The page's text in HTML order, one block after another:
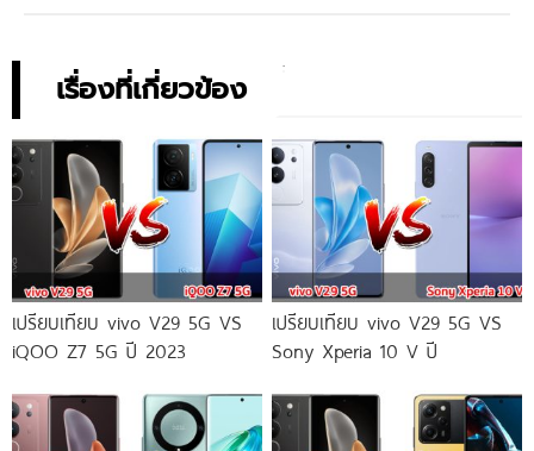
เรื่องที่เกี่ยวข้อง
เปรียบเทียบ vivo V29 5G VS
iQOO Z7 5G ปี 2023
เปรียบเทียบ vivo V29 5G VS
Sony Xperia 10 V ปี